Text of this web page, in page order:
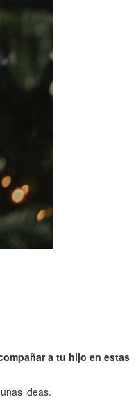
a tu hijo en estas
ideas.